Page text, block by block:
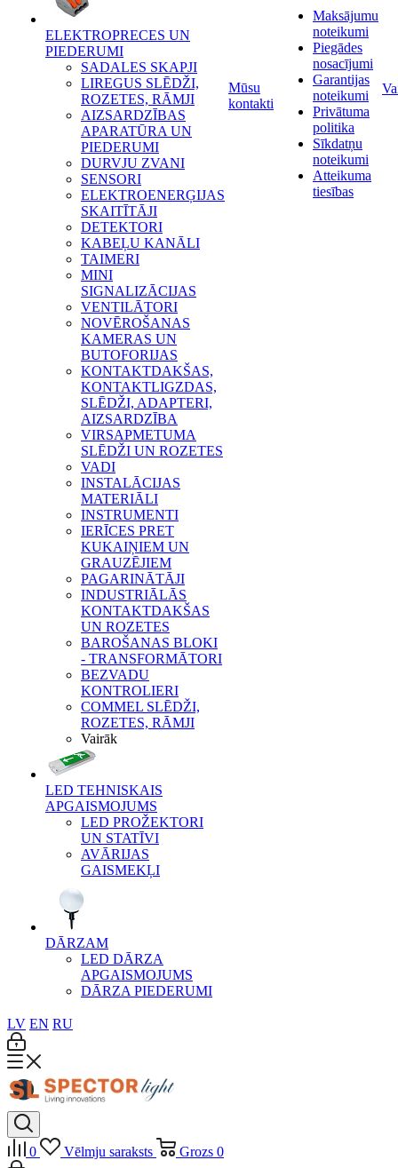
ELEKTROPRECES UN
PIEDERUMI
SADALES SKAPJI
LIREGUS SLĒDŽI,
ROZETES, RĀMJI
AIZSARDZĪBAS
APARATŪRA UN
PIEDERUMI
DURVJU ZVANI
SENSORI
ELEKTROENERĢIJAS
SKAITĪTĀJI
DETEKTORI
KABEĻU KANĀLI
TAIMERI
MINI
SIGNALIZĀCIJAS
VENTILĀTORI
NOVĒROŠANAS
KAMERAS UN
BUTOFORIJAS
KONTAKTDAKŠAS,
KONTAKTLIGZDAS,
SLĒDŽI, ADAPTERI,
AIZSARDZĪBA
VIRSAPMETUMA
SLĒDŽI UN ROZETES
VADI
INSTALĀCIJAS
MATERIĀLI
INSTRUMENTI
IERĪCES PRET
KUKAIŅIEM UN
GRAUZĒJIEM
PAGARINĀTĀJI
INDUSTRIĀLĀS
KONTAKTDAKŠAS
UN ROZETES
BAROŠANAS BLOKI
- TRANSFORMĀTORI
BEZVADU
KONTROLIERI
COMMEL SLĒDŽI,
ROZETES, RĀMJI
Vairāk
LED TEHNISKAIS
APGAISMOJUMS
LED PROŽEKTORI
UN STATĪVI
AVĀRIJAS
GAISMEKĻI
DĀRZAM
LED DĀRZA
APGAISMOJUMS
DĀRZA PIEDERUMI
Mūsu
kontakti
Maksājumu
noteikumi
Piegādes
nosacījumi
Garantijas
noteikumi
Privātuma
politika
Sīkdatņu
noteikumi
Atteikuma
tiesības
LV EN RU
0 Vēlmju saraksts Grozs 0